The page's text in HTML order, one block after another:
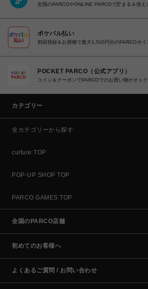
全国のPARCOやONLINE PARCOで貯まる＆使え
ポケパル払い
初回登録＆お買物で最大1,500円分のPARCOポイ
POCKET PARCO（公式アプリ）
コイン＆クーポンでPARCOでのお買い物がオト
カテゴリー
全カテゴリーから探す
culture TOP
POP-UP SHOP TOP
PARCO GAMES TOP
全国のPARCO店舗
初めてのお客様へ
よくあるご質問 / お問い合わせ